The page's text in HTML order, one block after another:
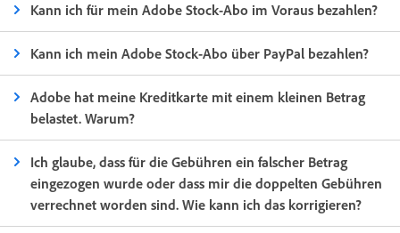
Kann ich für mein Adobe Stock-Abo im Voraus bezahlen?
Kann ich mein Adobe Stock-Abo über PayPal bezahlen?
Adobe hat meine Kreditkarte mit einem kleinen Betrag
belastet. Warum?
Ich glaube, dass für die Gebühren ein falscher Betrag
eingezogen wurde oder dass mir die doppelten Gebühren
verrechnet worden sind. Wie kann ich das korrigieren?